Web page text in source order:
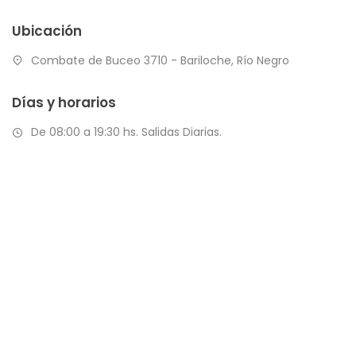
Ubicación
Combate de Buceo 3710 - Bariloche, Río Negro
Días y horarios
De 08:00 a 19:30 hs. Salidas Diarias.